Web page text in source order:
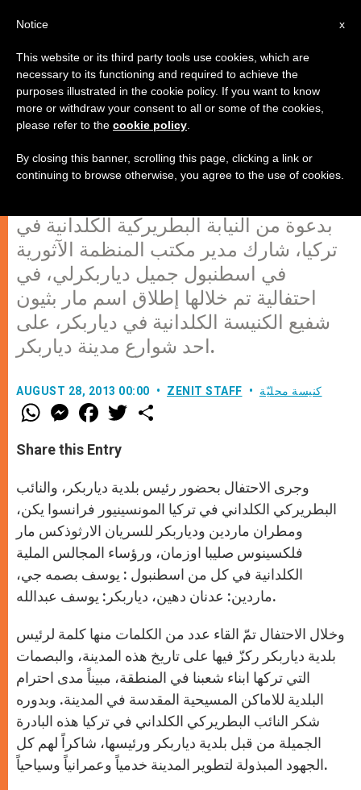
إطلاق اسم " مار بثيون " شفيع الكلدان
في دياربكر على شارع من شوارع
المدينة
بدعوة من النيابة البطريركية الكلدانية في
تركيا، شارك مدير مكتب المنظمة الآثورية
في اسطنبول جميل دياربكرلي، في
احتفالية تم خلالها إطلاق اسم مار بثيون
شفيع الكنيسة الكلدانية في دياربكر، على
احد شوارع مدينة دياربكر.
AUGUST 28, 2013 00:00 ZENIT STAFF كنيسة محليّة
W
h
t
s
p
p
M
e
s
e
g
e
r
F
a
e
b
o
k
w
r
Share this Entry
وجرى الاحتفال بحضور رئيس بلدية دياربكر، والنائب
البطريركي الكلداني في تركيا المونسينيور فرانسوا يكن،
ومطران ماردين ودياربكر للسريان الارثوذكس مار
فلكسينوس صليبا اوزمان، ورؤساء المجالس الملية
الكلدانية في كل من اسطنبول : يوسف بصمه جي،
ماردين: عدنان دهين، دياربكر: يوسف عبدالله.
وخلال الاحتفال تمّ القاء عدد من الكلمات منها كلمة لرئيس
بلدية دياربكر ركزّ فيها على تاريخ هذه المدينة، والبصمات
التي تركها ابناء شعبنا في المنطقة، مبيناً مدى احترام
البلدية للاماكن المسيحية المقدسة في المدينة. وبدوره
شكر النائب البطريركي الكلداني في تركيا هذه البادرة
الجميلة من قبل بلدية دياربكر ورئيسها، شاكراً لهم كل
الجهود المبذولة لتطوير المدينة خدمياً وعمرانياً وسياحياً.
x
Notice
This website or its third party tools use cookies, which are
necessary to its functioning and required to achieve the
purposes illustrated in the cookie policy. If you want to know
more or withdraw your consent to all or some of the cookies,
please refer to the cookie policy
By closing this banner, scrolling this page, clicking a link or
continuing to browse otherwise, you agree to the use of cookies.